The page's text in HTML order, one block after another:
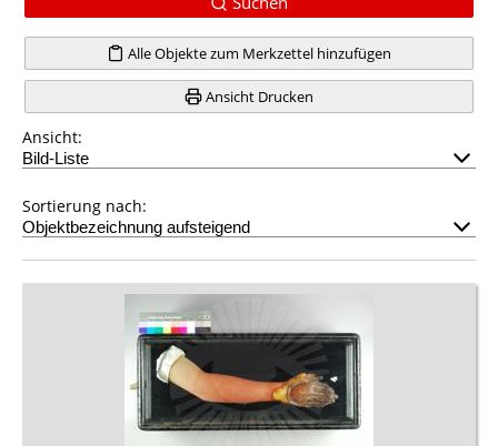
Alle Objekte zum Merkzettel hinzufügen
Ansicht Drucken
Ansicht:
Sortierung nach: